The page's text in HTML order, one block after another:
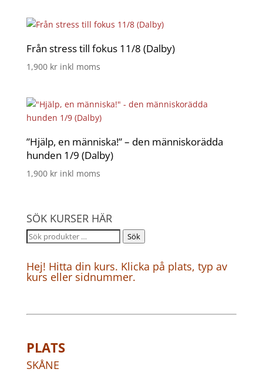
Från stress till fokus 11/8 (Dalby)
1,900 kr inkl moms
”Hjälp, en människa!” – den människorädda
hunden 1/9 (Dalby)
1,900 kr inkl moms
SÖK KURSER HÄR
Sök
Sök
Hej! Hitta din kurs. Klicka på plats, typ av
kurs eller sidnummer.
PLATS
SKÅNE